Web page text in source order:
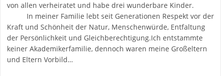
von allen verheiratet und habe drei wunderbare Kinder.
In meiner Familie lebt seit Generationen Respekt vor der
Kraft und Schönheit der Natur, Menschenwürde, Entfaltung
der Persönlichkeit und Gleichberechtigung.Ich entstammte
keiner Akademikerfamilie, dennoch waren meine Großeltern
und Eltern Vorbild…